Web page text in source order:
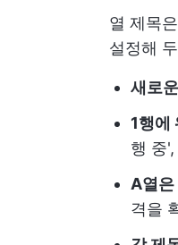
열 제목
설정해
새로
1행에
행 중
A열은
격을